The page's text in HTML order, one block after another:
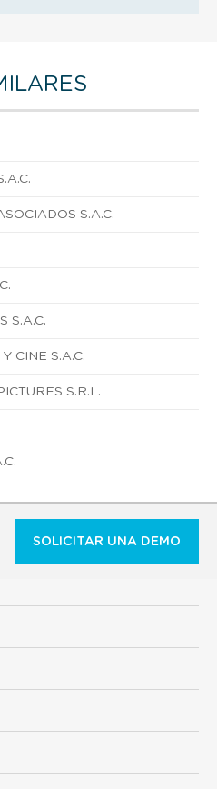
S.A.C.
S.A.C.
CINE S.A.C.
S.R.L.
SOLICITAR UNA DEMO